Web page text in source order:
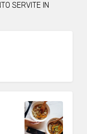
SERVITE IN